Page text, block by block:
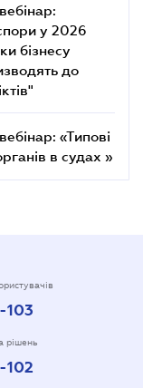
у 2026
бізнесу
до
«Типові
в судах »
рішень